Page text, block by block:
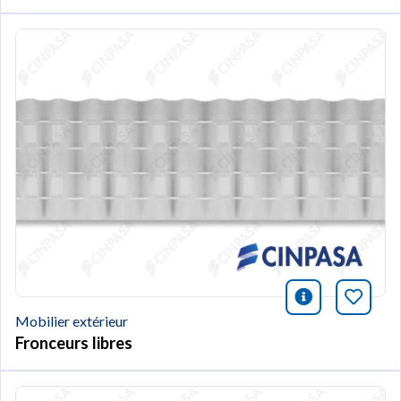
icono
Mobilier extérieur
Fronceurs libres